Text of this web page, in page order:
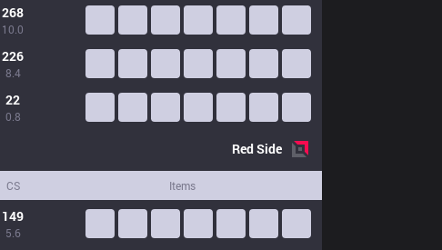
268
10.0
226
8.4
22
0.8
RedSide
CS Items
149
5.6